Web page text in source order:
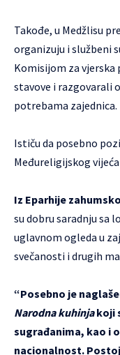
Takođe, u Medžlisu
organizuju i službeni
Komisijom za
stavove i razgovarali
potrebama zajednica.
Ističu da posebno
Međureligijskog
Iz Eparhije
su dobru saradnju sa
uglavnom ogleda u
svečanosti i drugih
“Posebno je
Narodna kuhinjakoji
sugrađanima, kao i
nacionalnost.